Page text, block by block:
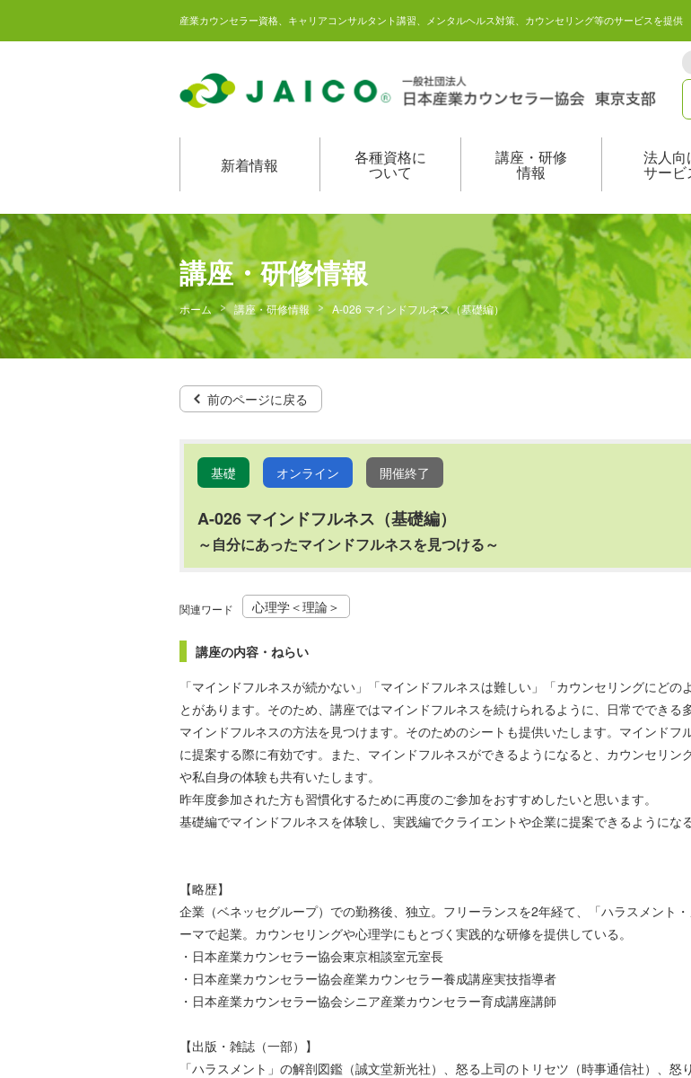
産業カウンセラー資格、キャリアコンサルタント講習、メンタルヘルス対策、カウンセリング等のサービスを提供
新着情報 各種資格に
ついて
講座・研修
情報
法人向
サービ
講座・研修情報
ホーム 講座・研修情報 A-026 マインドフルネス（基礎編）
前のページに戻る
基礎 オンライン 開催終了
A-026 マインドフルネス（基礎編）
～自分にあったマインドフルネスを見つける～
関連ワード 心理学＜理論＞
講座の内容・ねらい
「マインドフルネスが続かない」「マインドフルネスは難しい」「カウンセリングにど
とがあります。そのため、講座ではマインドフルネスを続けられるように、日常ででき
マインドフルネスの方法を見つけます。そのためのシートも提供いたします。マインド
に提案する際に有効です。また、マインドフルネスができるようになると、カウンセリ
や私自身の体験も共有いたします。
昨年度参加された方も習慣化するために再度のご参加をおすすめしたいと思います。
基礎編でマインドフルネスを体験し、実践編でクライエントや企業に提案できるようにな
【略歴】
企業（ベネッセグループ）での勤務後、独立。フリーランスを2年経て、「ハラスメント
ーマで起業。カウンセリングや心理学にもとづく実践的な研修を提供している。
・日本産業カウンセラー協会東京相談室元室長
・日本産業カウンセラー協会産業カウンセラー養成講座実技指導者
・日本産業カウンセラー協会シニア産業カウンセラー育成講座講師
【出版・雑誌（一部）】
「ハラスメント」の解剖図鑑（誠文堂新光社）、怒る上司のトリセツ（時事通信社）、